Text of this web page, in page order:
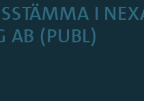
I
AB (PUBL)